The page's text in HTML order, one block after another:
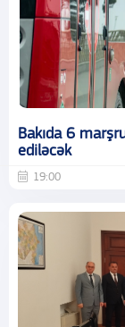
Bakıda 6
ediləcək
19:00